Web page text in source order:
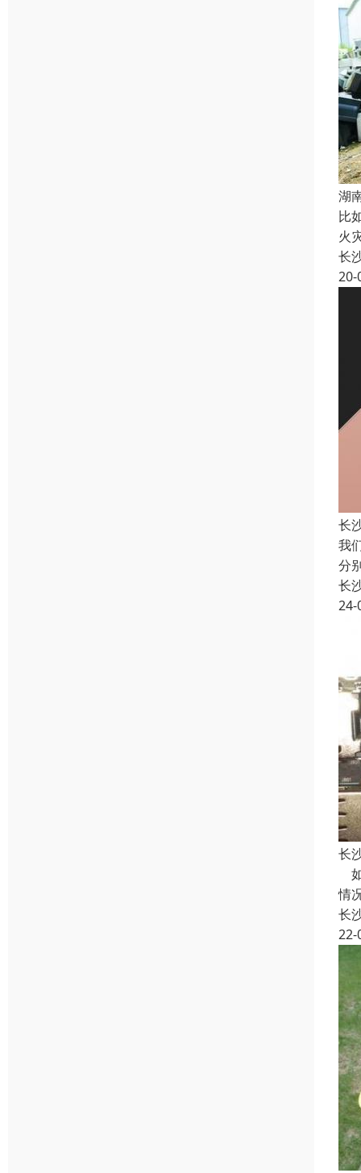
湖
比
火
长
20-
长
我
分
长
24-
长
情
长
22-